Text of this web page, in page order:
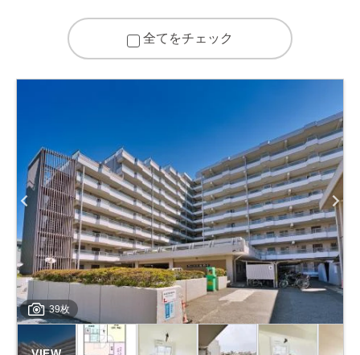
全てをチェック
39枚